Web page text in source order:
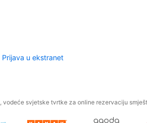
Prijava u ekstranet
vodeće svjetske tvrtke za online rezervaciju